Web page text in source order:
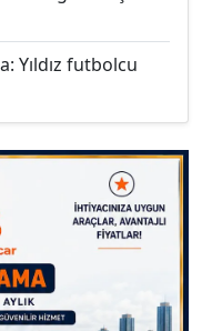
Yıldız futbolcu